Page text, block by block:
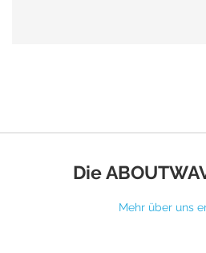
Die
Mehr über uns